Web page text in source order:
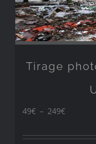
Tirage
49€ – 249€Plage